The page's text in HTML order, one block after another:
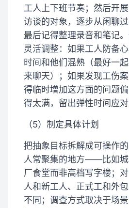
工人上下班节奏；然后开
访谈的对象，逐步从闲聊过
最后记得整理录音和笔记
灵活调整：如果工人防备
时间和他们混熟（最好一
来聊天）；如果发现工伤
得临时增加这方面的问题
得太满，留出弹性时间应对
（5）制定具体计划
把抽象目标拆解成可操作
人常聚集的地方——比如城
厂食堂而非高档写字楼；
人和新工人、正式工和外
不同；调查方式取决于场